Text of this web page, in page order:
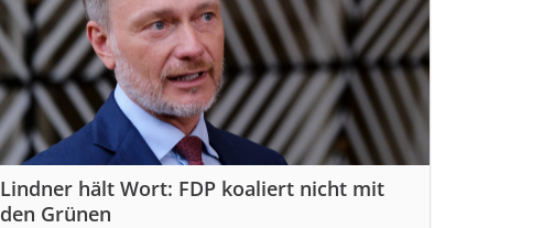
Lindner hält Wort: FDP koaliert nicht mit
den Grünen